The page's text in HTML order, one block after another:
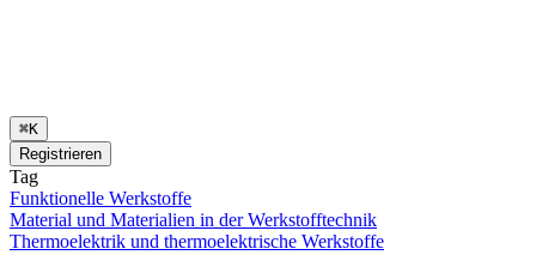
⌘K
Registrieren
Tag
Funktionelle Werkstoffe
Material und Materialien in der Werkstofftechnik
Thermoelektrik und thermoelektrische Werkstoffe